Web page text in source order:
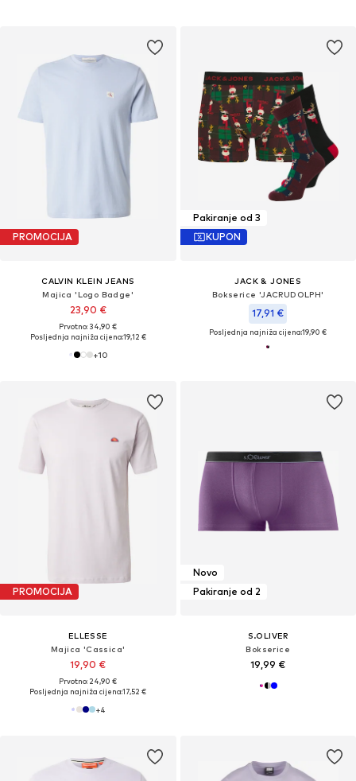
PROMOCIJA
CALVIN KLEIN JEANS
Majica 'Logo Badge'
23,90 €
Prvotno: 34,90 €
Posljednja najniža cijena:19,12 €
+10
Pakiranje od 3
KUPON
JACK & JONES
Bokserice 'JACRUDOLPH'
17,91 €
Posljednja najniža cijena:19,90 €
PROMOCIJA
ELLESSE
Majica 'Cassica'
19,90 €
Prvotno: 24,90 €
Posljednja najniža cijena:17,52 €
+4
Novo
Pakiranje od 2
S.OLIVER
Bokserice
19,99 €